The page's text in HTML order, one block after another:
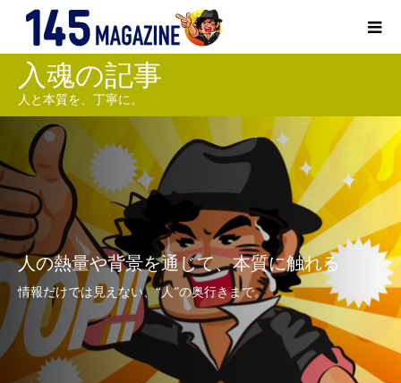
入魂の記事
人と本質を、丁寧に。
人の熱量や背景を通じて、本質に触れる
情報だけでは見えない、“人”の奥行きまで。